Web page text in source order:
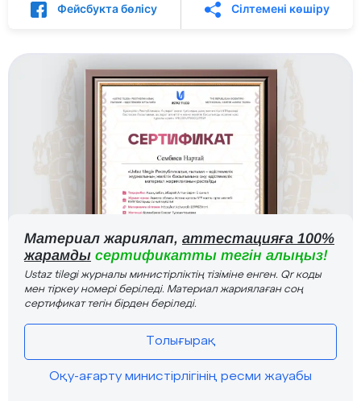
Фейсбукта бөлісу Сілтемені көшіру
Материал жариялап, аттестацияға 100%
жарамды сертификатты тегін алыңыз!
Ustaz tilegi журналы министірліктің тізіміне енген. Qr коды
мен тіркеу номері беріледі. Материал жариялаған соң
сертификат тегін бірден беріледі.
Толығырақ
Оқу-ағарту министірлігінің ресми жауабы